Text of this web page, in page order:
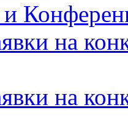
на
на